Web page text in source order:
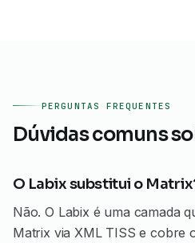
PERGUNTAS FREQUENTES
Dúvidas comuns
O Labix substitui o
Não. O Labix é uma camada
Matrix via XML TISS e cobre